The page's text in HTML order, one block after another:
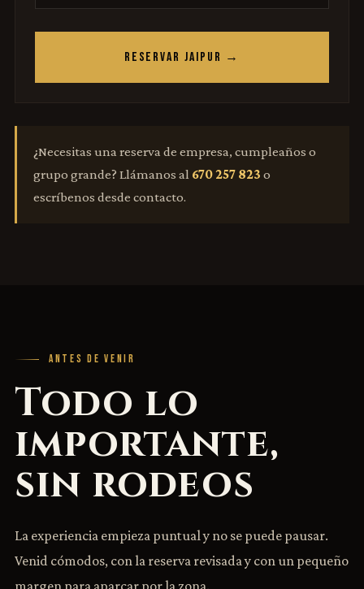
RESERVAR JAIPUR →
¿Necesitas una reserva de empresa, cumpleaños o
grupo grande? Llámanos al 670 257 823 o
escríbenos desde contacto.
ANTES DE VENIR
Todo lo
importante,
sin rodeos
La experiencia empieza puntual y no se puede pausar.
Venid cómodos, con la reserva revisada y con un pequeño